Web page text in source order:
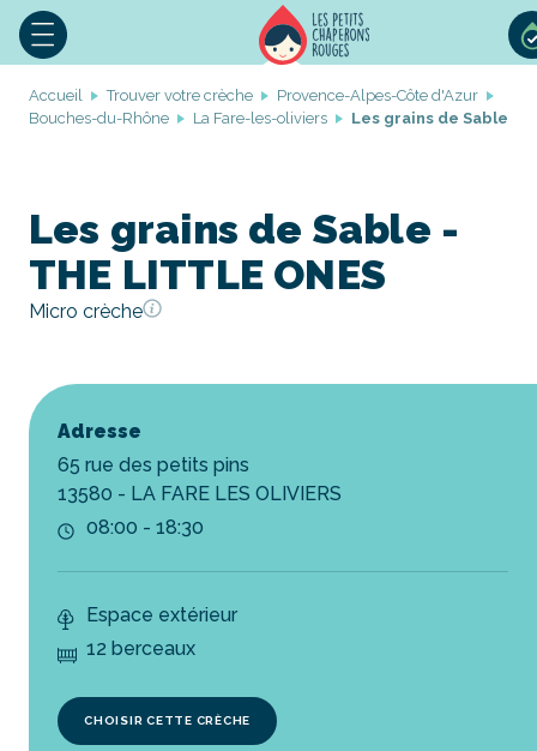
Accueil Trouver votre crèche
Provence-Alpes-Côte d'Azur
Bouches-du-Rhône
La Fare-les-oliviers Les grains de Sable
Les grains de Sable -
THE LITTLE ONES
Micro crèche
Adresse
65 rue des petits pins
13580 - LA FARE LES OLIVIERS
08:00 - 18:30
Espace extérieur
12 berceaux
CHOISIR CETTE CRÈCHE